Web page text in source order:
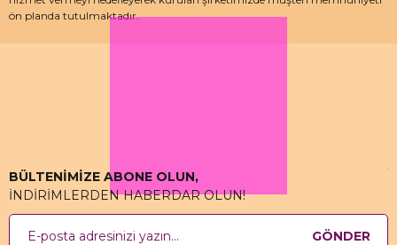
ön planda tutulmaktadır.
BÜLTENİMİZE ABONE OLUN,
İNDİRİMLERDEN HABERDAR OLUN!
GÖNDER